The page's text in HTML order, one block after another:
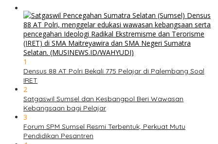
1
Densus 88 AT Polri Bekali 775 Pelajar di Palembang Soal
IRET
2
Satgaswil Sumsel dan Kesbangpol Beri Wawasan
Kebangsaan bagi Pelajar
3
Forum SPM Sumsel Resmi Terbentuk, Perkuat Mutu
Pendidikan Pesantren